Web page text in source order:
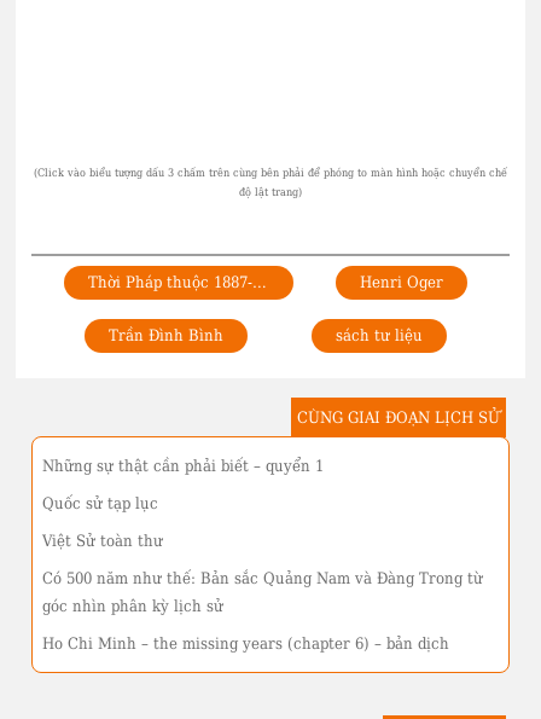
Thời Pháp thuộc 1887-1945 Henri Oger
Trần Đình Bình sách tư liệu
CÙNG GIAI ĐOẠN LỊCH SỬ
Những sự thật cần phải biết – quyển 1
Quốc sử tạp lục
Việt Sử toàn thư
Có 500 năm như thế: Bản sắc Quảng Nam và Đàng Trong từ
góc nhìn phân kỳ lịch sử
Ho Chi Minh – the missing years (chapter 6) – bản dịch